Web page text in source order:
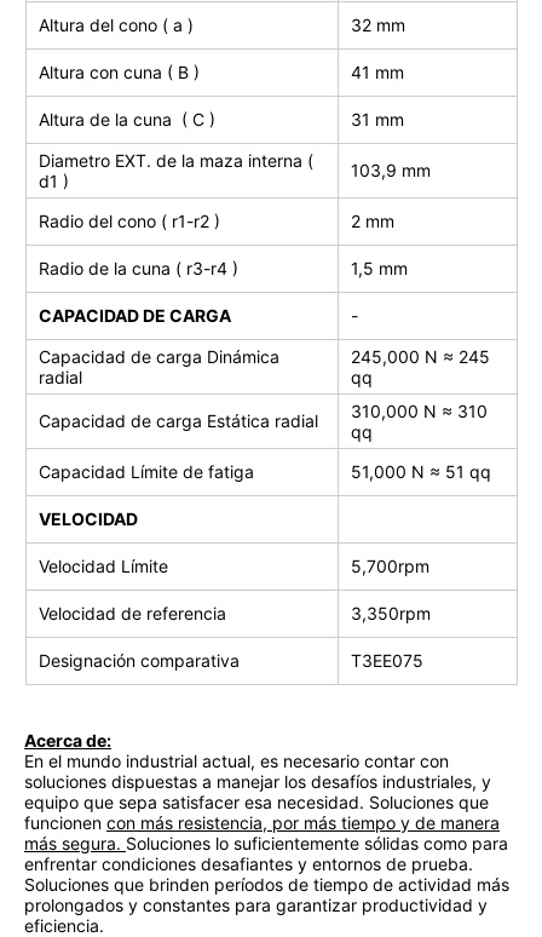
Altura del cono ( a ) 32 mm
Altura con cuna ( B ) 41 mm
Altura de la cuna ( C )
31 mm
Diametro EXT. de la maza interna (
d1 )
103,9 mm
Radio del cono ( r1-r2 ) 2 mm
Radio de la cuna ( r3-r4 ) 1,5 mm
CAPACIDAD DE CARGA
-
Capacidad de carga Dinámica
radial
245,000 N ≈ 245
qq
Capacidad de carga Estática radial
310,000 N ≈ 310
qq
Capacidad Límite de fatiga
51,000 N ≈ 51 qq
VELOCIDAD
Velocidad Límite 5,700rpm
Velocidad de referencia 3,350rpm
Designación comparativa T3EE075
Acerca de:
En el mundo industrial actual, es necesario contar con
soluciones dispuestas a manejar los desafíos industriales, y
equipo que sepa satisfacer esa necesidad. Soluciones que
funcionen con más resistencia, por más tiempo y de manera
más segura. Soluciones lo suficientemente sólidas como para
enfrentar condiciones desafiantes y entornos de prueba.
Soluciones que brinden períodos de tiempo de actividad más
prolongados y constantes para garantizar productividad y
eficiencia.